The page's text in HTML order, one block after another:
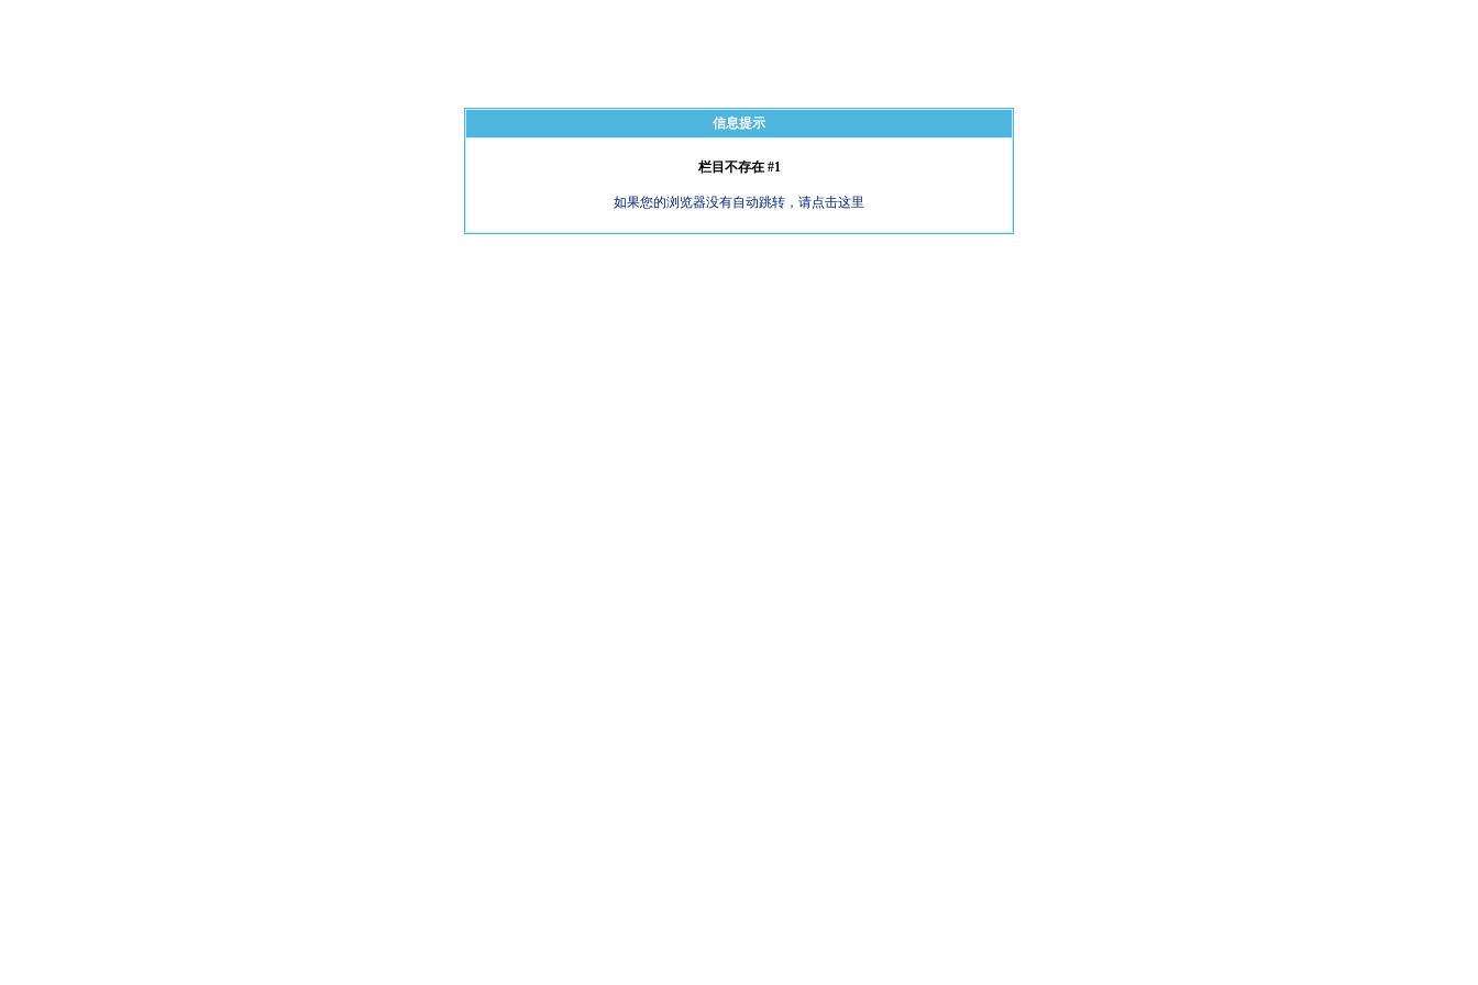
信息提示
栏目不存在 #1
如果您的浏览器没有自动跳转，请点击这里